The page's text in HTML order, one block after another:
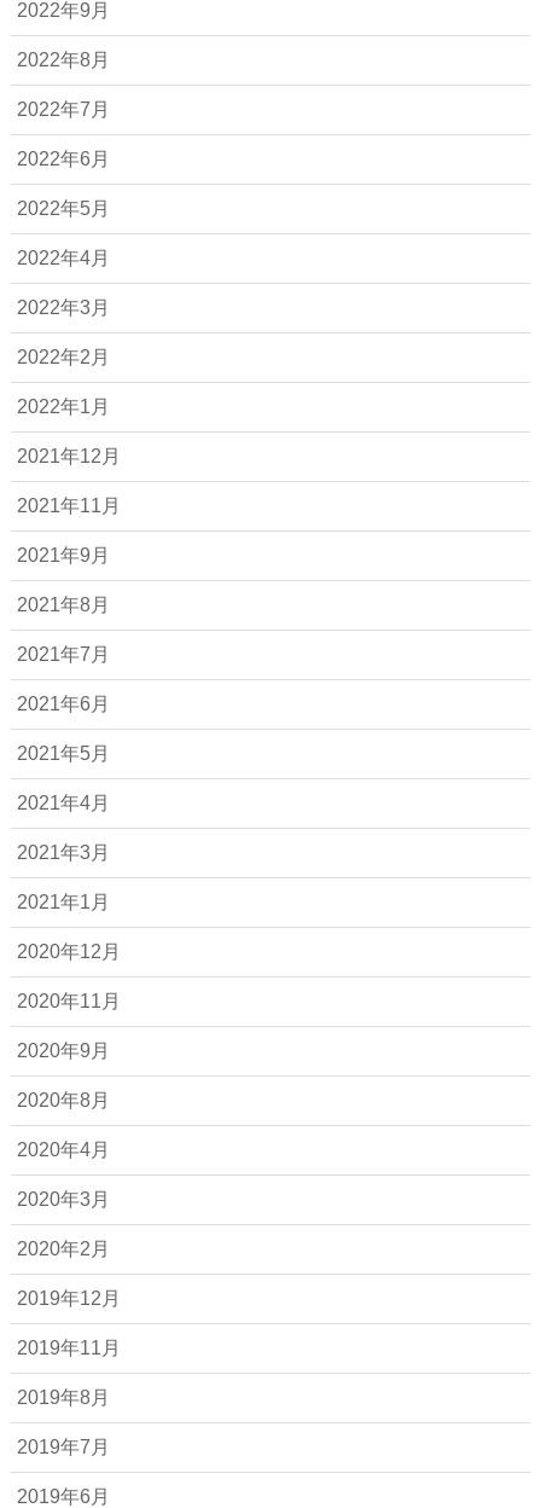
2022年9月
2022年8月
2022年7月
2022年6月
2022年5月
2022年4月
2022年3月
2022年2月
2022年1月
2021年12月
2021年11月
2021年9月
2021年8月
2021年7月
2021年6月
2021年5月
2021年4月
2021年3月
2021年1月
2020年12月
2020年11月
2020年9月
2020年8月
2020年4月
2020年3月
2020年2月
2019年12月
2019年11月
2019年8月
2019年7月
2019年6月